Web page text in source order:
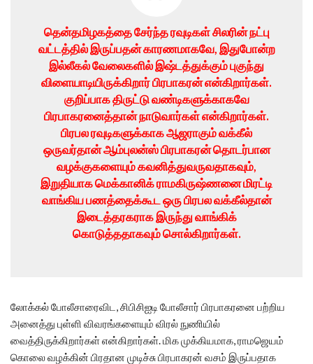
தென்தமிழகத்தை சேர்ந்த ரவுடிகள் சிலரின் நட்பு
வட்டத்தில் இருப்பதன் காரணமாகவே, இதுபோன்ற
இல்லீகல் வேலைகளில் இஷ்டத்துக்கும் புகுந்து
விளையாடியிருக்கிறார் பிரபாகரன் என்கிறார்கள்.
குறிப்பாக திருட்டு வண்டிகளுக்காகவே
பிரபாகரனைத்தான் நாடுவார்கள் என்கிறார்கள்.
பிரபல ரவுடிகளுக்காக ஆஜராகும் வக்கீல்
ஒருவர்தான் ஆம்புலன்ஸ் பிரபாகரன் தொடர்பான
வழக்குகளையும் கவனித்துவருவதாகவும்,
இறுதியாக மெக்கானிக் ராமகிருஷ்ணனை மிரட்டி
வாங்கிய பணத்தைக்கூட ஒரு பிரபல வக்கீல்தான்
இடைத்தரகராக இருந்து வாங்கிக்
கொடுத்ததாகவும் சொல்கிறார்கள்.
லோக்கல் போலீசாரைவிட, சிபிசிஐடி போலீசார் பிரபாகரனை பற்றிய
அனைத்து புள்ளி விவரங்களையும் விரல் நுணியில்
வைத்திருக்கிறார்கள் என்கிறார்கள். மிக முக்கியமாக, ராமஜெயம்
கொலை வழக்கின் பிரதான முடிச்சு பிரபாகரன் வசம் இருப்பதாக